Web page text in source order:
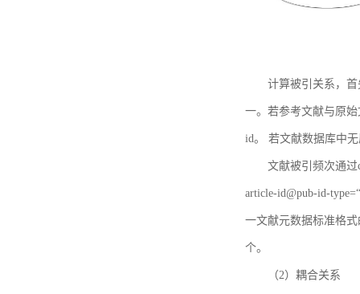
计算被引关系，
一。若参考文献与原
id。 若文献数据库中
文献被引频次通
article-id@pub-id-
一文献元数据标准格
个。
（2）耦合关系